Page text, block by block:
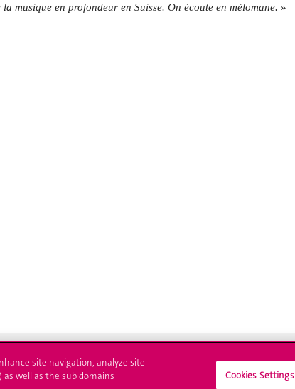
musique en profondeur en Suisse. On écoute en mélomane. »
site navigation, analyze site
well as the sub domains
Cookies Settings